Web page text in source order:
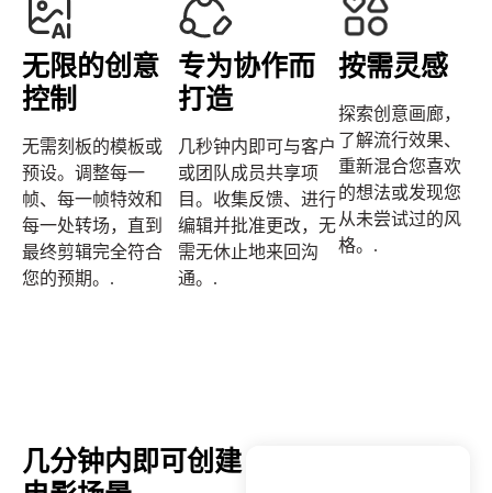
无限的创意
控制
无需刻板的模板或
预设。调整每一
帧、每一帧特效和
每一处转场，直到
最终剪辑完全符合
您的预期。.
专为协作而
打造
几秒钟内即可与客户
或团队成员共享项
目。收集反馈、进行
编辑并批准更改，无
需无休止地来回沟
通。.
按需灵感
探索创意画廊，
了解流行效果、
重新混合您喜欢
的想法或发现您
从未尝试过的风
格。.
几分钟内即可创建